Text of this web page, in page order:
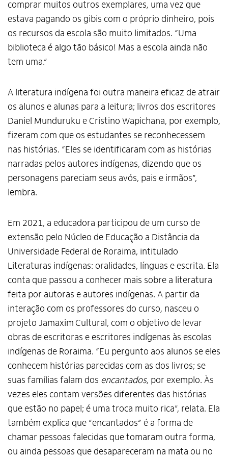
Alto Contraste
Termos de Uso e Política de
Privacidade
comprar muitos outros exemplares, uma vez que
estava pagando os gibis com o próprio dinheiro, pois
os recursos da escola são muito limitados. “Uma
biblioteca é algo tão básico! Mas a escola ainda não
tem uma.”
A literatura indígena foi outra maneira eficaz de atrair
os alunos e alunas para a leitura; livros dos escritores
Daniel Munduruku e Cristino Wapichana, por exemplo,
fizeram com que os estudantes se reconhecessem
nas histórias. “Eles se identificaram com as histórias
narradas pelos autores indígenas, dizendo que os
personagens pareciam seus avós, pais e irmãos”,
lembra.
Em 2021, a educadora participou de um curso de
extensão pelo Núcleo de Educação a Distância da
Universidade Federal de Roraima, intitulado
Literaturas indígenas: oralidades, línguas e escrita. Ela
conta que passou a conhecer mais sobre a literatura
feita por autoras e autores indígenas. A partir da
interação com os professores do curso, nasceu o
projeto Jamaxim Cultural, com o objetivo de levar
obras de escritoras e escritores indígenas às escolas
indígenas de Roraima. “Eu pergunto aos alunos se eles
conhecem histórias parecidas com as dos livros; se
suas famílias falam dos encantados, por exemplo. Às
vezes eles contam versões diferentes das histórias
que estão no papel; é uma troca muito rica”, relata. Ela
também explica que “encantados” é a forma de
chamar pessoas falecidas que tomaram outra forma,
ou ainda pessoas que desapareceram na mata ou no